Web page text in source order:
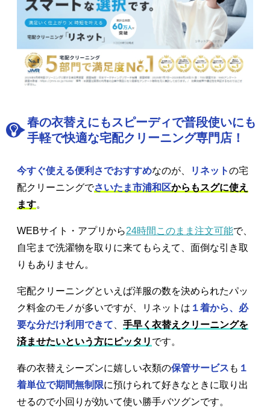
春の衣替えにもスピーディで普段使いにも
手軽で快適な宅配クリーニング専門店！
今すぐ使える便利さでおすすめなのが、 リネットの宅
配クリーニングでさいたま市浦和区からもスグに使え
ます。
WEBサイト・アプリから24時間このまま注文可能で、
自宅まで洗濯物を取りに来てもらえて、面倒な引き取
りもありません。
宅配クリーニングといえば洋服の数を決められたパッ
ク料金のモノが多いですが、リネットは １着から、必
要な分だけ利用できて
手早く衣替えクリーニングを
済ませたいという方にピッタリ です。
春の衣替えシーズンに嬉しい衣類の保管サービス も １
着単位で期間無制限に預けられて好きなときに取り出
せるので小回りが効いて使い勝手バツグンです。